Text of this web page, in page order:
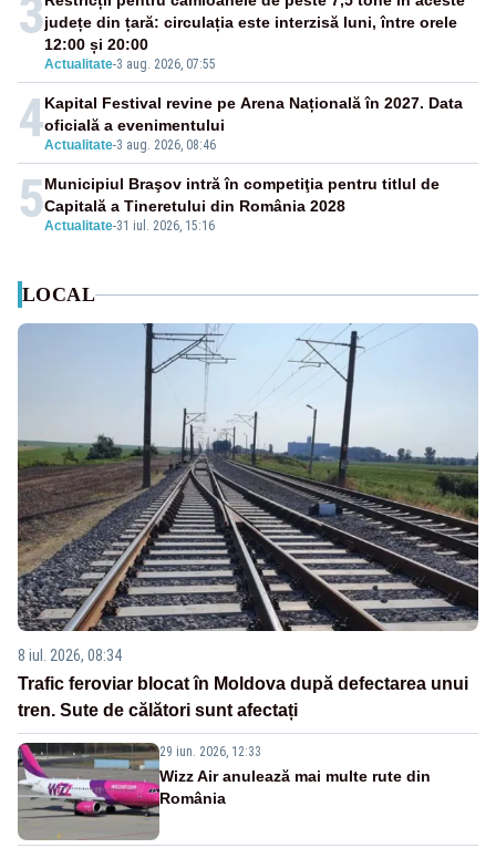
3
Actualitate-3 aug. 2026, 07:55
județe din țară: circulația este interzisă luni, între orele
12:00 și 20:00
4Actualitate-3 aug. 2026, 08:46
Kapital Festival revine pe Arena Națională în 2027. Data
oficială a evenimentului
5Actualitate-31 iul. 2026, 15:16
Municipiul Braşov intră în competiţia pentru titlul de
Capitală a Tineretului din România 2028
LOCAL
8 iul. 2026, 08:34
Trafic feroviar blocat în Moldova după defectarea unui
tren. Sute de călători sunt afectați
29 iun. 2026, 12:33
Wizz Air anulează mai multe rute din
România